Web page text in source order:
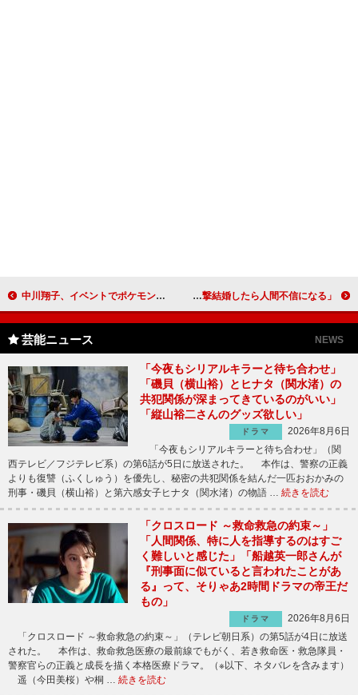
中川翔子、イベントでポケモン愛を熱弁 「孫とポケモンバトルをするまでは死ねない」 アンタ山崎、くりぃむ有田の交際情報を知らず 「電撃結婚したら人間不信になる」
芸能ニュース NEWS
「今夜もシリアルキラーと待ち合わせ」
「磯貝（横山裕）とヒナタ（関水渚）の
共犯関係が深まってきているのがいい」
「縦山裕二さんのグッズ欲しい」
ドラマ
2026年8月6日
「今夜もシリアルキラーと待ち合わせ」（関
西テレビ／フジテレビ系）の第6話が5日に放送された。 本作は、警察の正義
よりも復讐（ふくしゅう）を優先し、秘密の共犯関係を結んだ一匹おおかみの
刑事・磯貝（横山裕）と第六感女子ヒナタ（関水渚）の物語 … 続きを読む
「クロスロード ～救命救急の約束～」
「人間関係、特に人を指導するのはすご
く難しいと感じた」「船越英一郎さんが
『刑事面に似ていると言われたことがあ
る』って、そりゃあ2時間ドラマの帝王だ
もの」
ドラマ
2026年8月6日
「クロスロード ～救命救急の約束～」（テレビ朝日系）の第5話が4日に放送
された。 本作は、救命救急医療の最前線でもがく、若き救命医・救急隊員・
警察官らの正義と成長を描く本格医療ドラマ。（※以下、ネタバレを含みます）
遥（今田美桜）や桐 … 続きを読む